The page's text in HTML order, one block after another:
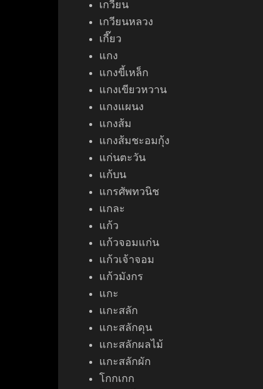
เกวียน
เกวียนหลวง
เกี๊ยว
แกง
แกงขี้เหล็ก
แกงเขียวหวาน
แกงแผนง
แกงส้ม
แกงส้มชะอมกุ้ง
แก่นตะวัน
แก้บน
แกรศัพทวนิช
แกละ
แก้ว
แก้วจอมแก่น
แก้วเจ้าจอม
แก้วมังกร
แกะ
แกะสลัก
แกะสลักดุน
แกะสลักผลไม้
แกะสลักผัก
โกกเกก